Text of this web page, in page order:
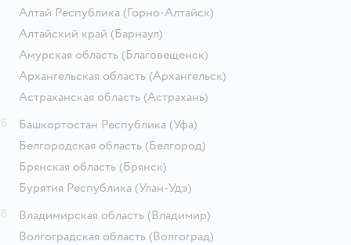
Алтай Республика (Горно-Алтайск)
Алтайский край (Барнаул)
Амурская область (Благовещенск)
Архангельская область (Архангельск)
Астраханская область (Астрахань)
Башкортостан Республика (Уфа)
Белгородская область (Белгород)
Брянская область (Брянск)
Бурятия Республика (Улан-Удэ)
Владимирская область (Владимир)
Волгоградская область (Волгоград)